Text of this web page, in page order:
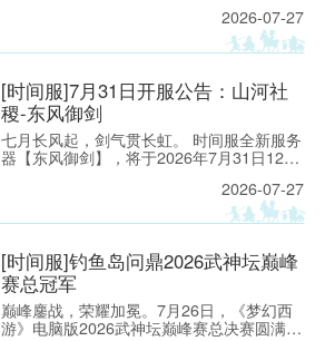
2026-07-27
[时间服]7月31日开服公告：山河社
稷-东风御剑
七月长风起，剑气贯长虹。 时间服全新服务
器【东风御剑】，将于2026年7月31日12：
2026-07-27
[时间服]钓鱼岛问鼎2026武神坛巅峰
赛总冠军
巅峰鏖战，荣耀加冕。7月26日，《梦幻西
游》电脑版2026武神坛巅峰赛总决赛圆满落